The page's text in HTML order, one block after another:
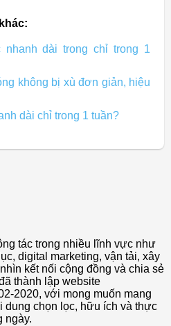
nhanh dài trong chỉ trong 1
không bị xù đơn giản, hiệu
dài chỉ trong 1 tuần?
tác trong nhiều lĩnh vực như
digital marketing, vận tải, xây
kết nối cộng đồng và chia sẻ
thành lập website
2020, với mong muốn mang
dung chọn lọc, hữu ích và thực
ngày.